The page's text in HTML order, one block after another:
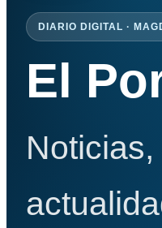
DIARIO DIGITAL ·
El